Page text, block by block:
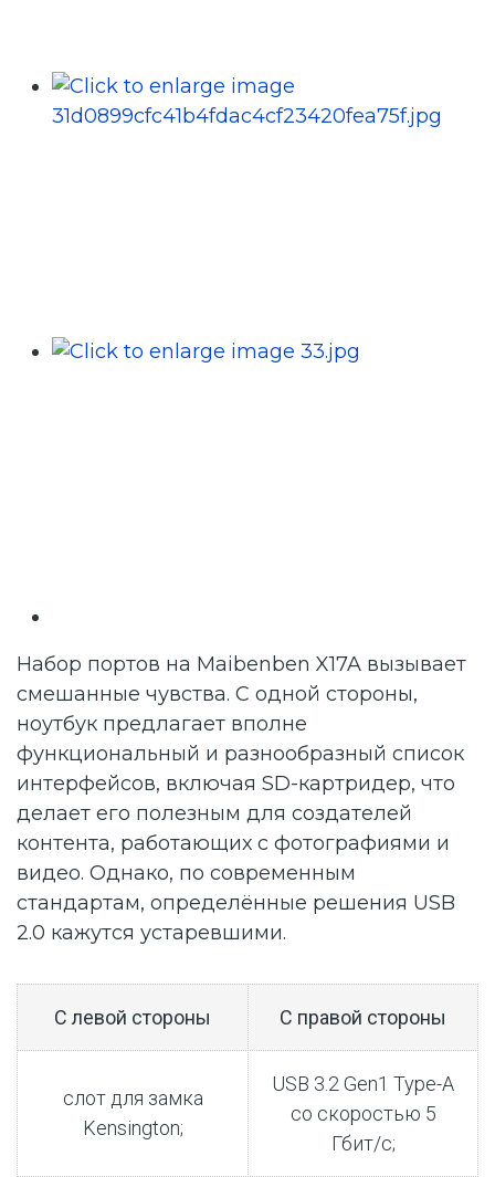
Набор портов на Maibenben X17A вызывает
смешанные чувства. С одной стороны,
ноутбук предлагает вполне
функциональный и разнообразный список
интерфейсов, включая SD-картридер, что
делает его полезным для создателей
контента, работающих с фотографиями и
видео. Однако, по современным
стандартам, определённые решения USB
2.0 кажутся устаревшими.
С левой стороны С правой стороны
слот для замка
Kensington;
USB 3.2 Gen1 Type-A
со скоростью 5
Гбит/с;